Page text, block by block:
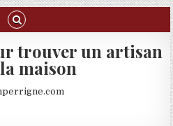
trouver un artisan
maison